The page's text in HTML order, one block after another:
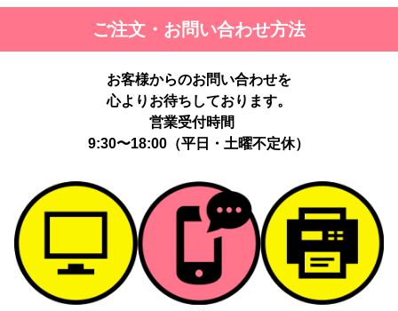
ご注文・お問い合わせ方法
お客様からのお問い合わせを
心よりお待ちしております。
営業受付時間
9:30〜18:00（平日・土曜不定休）